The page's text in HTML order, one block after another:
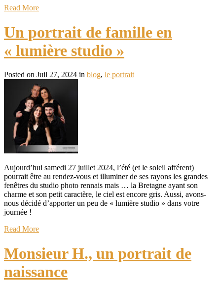
Read More
Un portrait de famille en
« lumière studio »
Posted on Juil 27, 2024 in blog, le portrait
Aujourd’hui samedi 27 juillet 2024, l’été (et le soleil afférent)
pourrait être au rendez-vous et illuminer de ses rayons les grandes
fenêtres du studio photo rennais mais … la Bretagne ayant son
charme et son petit caractère, le ciel est encore gris. Aussi, avons-
nous décidé d’apporter un peu de « lumière studio » dans votre
journée !
Read More
Monsieur H., un portrait de
naissance